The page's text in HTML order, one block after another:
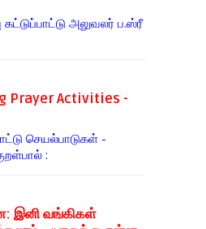
கட்​டுப்​பாட்டு அலு​வலர் ப.ஸ்ரீ
Prayer Activities -
செயல்பாடுகள் -
:
இனி வங்கிகள்